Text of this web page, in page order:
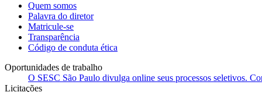
Quem somos
Palavra do diretor
Matricule-se
Transparência
Código de conduta ética
Oportunidades de trabalho
O SESC São Paulo divulga online seus processos seletivos.
Licitações